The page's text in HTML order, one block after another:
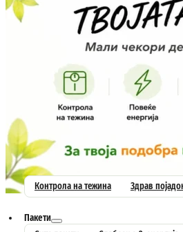
Почетна
Постигни цел
Контрола на тежина
Здрав
Пакети